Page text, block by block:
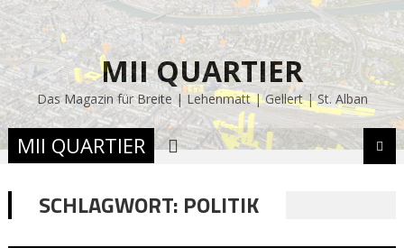
MII QUARTIER
Das Magazin für Breite | Lehenmatt | Gellert | St. Alban
MII QUARTIER
SCHLAGWORT: POLITIK